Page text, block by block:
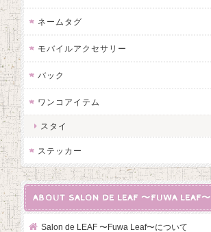
ネームタグ
モバイルアクセサリー
バック
ワンコアイテム
スタイ
ステッカー
ABOUT SALON DE LEAF 〜FUWA LEAF〜
Salon de LEAF 〜Fuwa Leaf〜について